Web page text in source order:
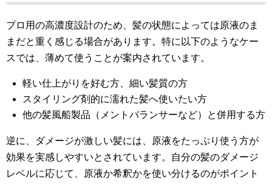
プロ用の高濃度設計のため、髪の状態によっては原液のま
まだと重く感じる場合があります。特に以下のようなケー
スでは、薄めて使うことが案内されています。
軽い仕上がりを好む方、細い髪質の方
スタイリング剤的に濡れた髪へ使いたい方
他の髪風船製品（メントバランサーなど）と併用する方
逆に、ダメージが激しい髪には、原液をたっぷり使う方が
効果を実感しやすいとされています。自分の髪のダメージ
レベルに応じて、原液か希釈かを使い分けるのがポイント